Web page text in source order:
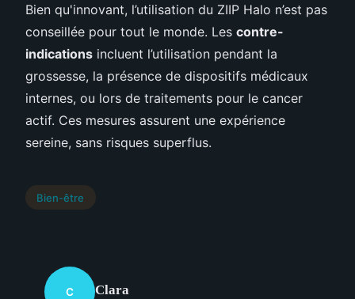
Bien qu'innovant, l’utilisation du ZIIP Halo n’est pas
conseillée pour tout le monde. Les contre-
indications incluent l’utilisation pendant la
grossesse, la présence de dispositifs médicaux
internes, ou lors de traitements pour le cancer
actif. Ces mesures assurent une expérience
sereine, sans risques superflus.
Bien-être
C Clara